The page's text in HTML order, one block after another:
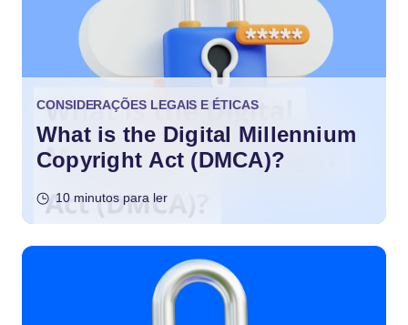
CONSIDERAÇÕES LEGAIS E ÉTICAS
What is the Digital Millennium
Copyright Act (DMCA)?
10 minutos para ler